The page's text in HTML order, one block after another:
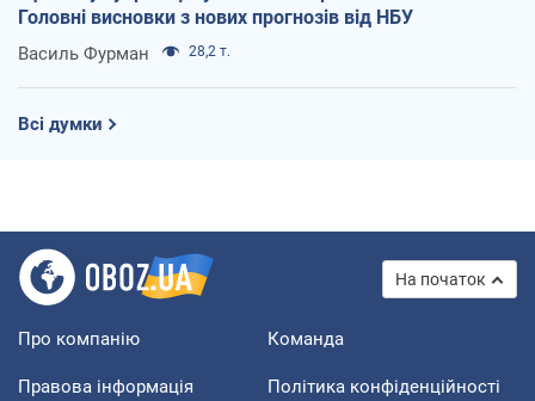
Головні висновки з нових прогнозів від НБУ
Василь Фурман 28,2 т.
Всі думки
На початок
Про компанію Команда
Правова інформація Політика конфіденційності